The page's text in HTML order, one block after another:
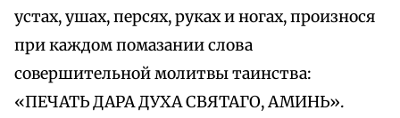
устах, ушах, персях, руках и ногах, произнося
при каждом помазании слова
совершительной молитвы таинства:
«ПЕЧАТЬ ДАРА ДУХА СВЯТАГО, АМИНЬ».